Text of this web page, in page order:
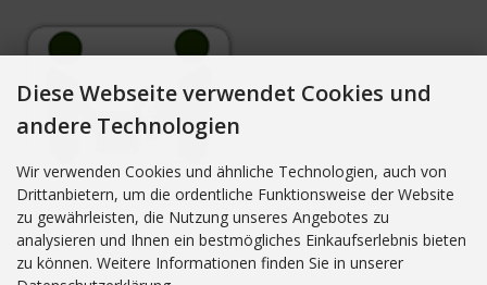
NEWSLETTER-ANMELDUNG
Diese Webseite verwendet Cookies und
andere Technologien
Wir verwenden Cookies und ähnliche Technologien, auch von
Drittanbietern, um die ordentliche Funktionsweise der Website
zu gewährleisten, die Nutzung unseres Angebotes zu
analysieren und Ihnen ein bestmögliches Einkaufserlebnis bieten
zu können. Weitere Informationen finden Sie in unserer